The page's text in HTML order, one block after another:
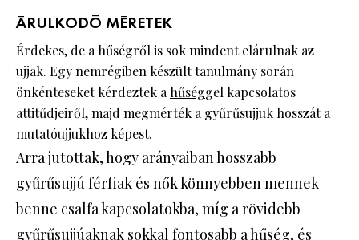
ÁRULKODÓ MÉRETEK
Érdekes, de a hűségről is sok mindent elárulnak az
ujjak. Egy nemrégiben készült tanulmány során
önkénteseket kérdeztek a hűséggel kapcsolatos
attitűdjeiről, majd megmérték a gyűrűsujjuk hosszát a
mutatóujjukhoz képest.
Arra jutottak, hogy arányaiban hosszabb
gyűrűsujjú férfiak és nők könnyebben mennek
benne csalfa kapcsolatokba, míg a rövidebb
gyűrűsujjúaknak sokkal fontosabb a hűség, és